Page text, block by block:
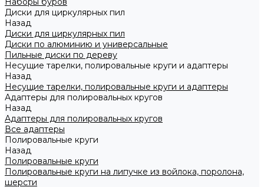
Диски для циркулярных пил
Назад
Диски для циркулярных пил
Диски по алюминию и универсальные
Пильные диски по дереву
Несущие тарелки, полировальные круги и адаптеры
Назад
Несущие тарелки, полировальные круги и адаптеры
Адаптеры для полировальных кругов
Назад
Адаптеры для полировальных кругов
Все адаптеры
Полировальные круги
Назад
Полировальные круги
Полировальные круги на липучке из войлока, поролона,
шерсти